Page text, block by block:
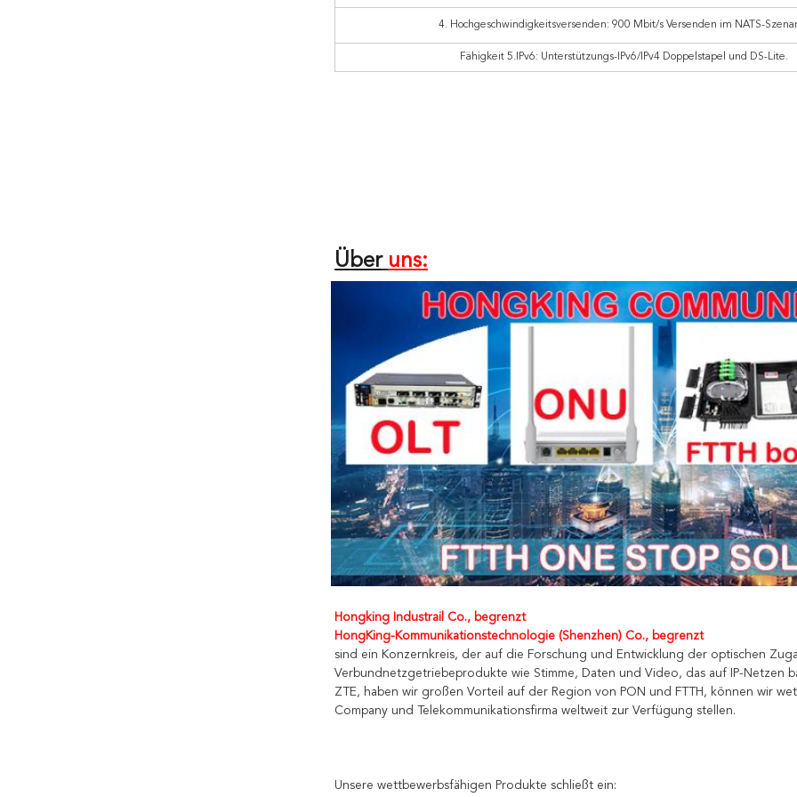
4. Hochgeschwindigkeitsversenden: 900 Mbit/s Versenden im NATS-
Fähigkeit 5.IPv6: Unterstützungs-IPv6/IPv4 Doppelstapel und DS-Lite.
Über uns:
Hongking Industrail Co., begrenzt
HongKing-Kommunikationstechnologie (Shenzhen) Co., begrenzt
sind ein Konzernkreis, der auf die Forschung und Entwicklung der optischen
Verbundnetzgetriebeprodukte wie Stimme, Daten und Video, das auf IP-Netzen
ZTE, haben wir großen Vorteil auf der Region von PON und FTTH, können wir
Company und Telekommunikationsfirma weltweit zur Verfügung stellen.
Unsere wettbewerbsfähigen Produkte schließt ein: